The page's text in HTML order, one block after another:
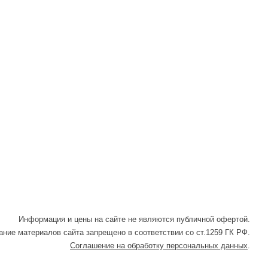
Информация и цены на сайте не являются публичной офертой.
материалов сайта запрещено в соответствии со ст.1259 ГК РФ.
Соглашение на обработку персональных данных.